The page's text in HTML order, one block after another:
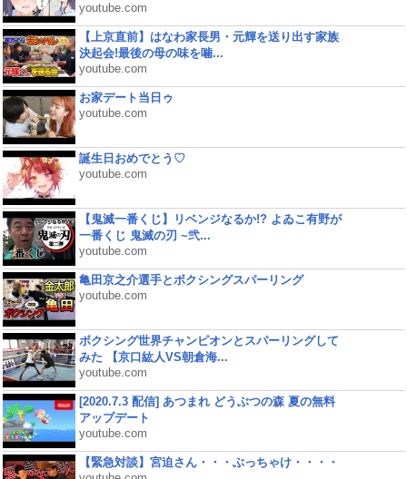
youtube.com
【上京直前】はなわ家長男・元輝を送り出す家族
決起会!最後の母の味を噛...
youtube.com
お家デート当日ゥ
youtube.com
誕生日おめでとう♡
youtube.com
【鬼滅一番くじ】リベンジなるか!? よゐこ有野が
一番くじ 鬼滅の刃 ~弐...
youtube.com
亀田京之介選手とボクシングスパーリング
youtube.com
ボクシング世界チャンピオンとスパーリングして
みた 【京口紘人VS朝倉海...
youtube.com
[2020.7.3 配信] あつまれ どうぶつの森 夏の無料
アップデート
youtube.com
【緊急対談】宮迫さん・・・ぶっちゃけ・・・・